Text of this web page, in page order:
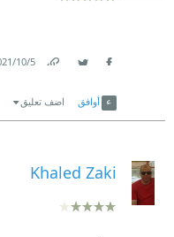
5‏/10‏/2021
أوافق اضف تعليق
Khaled Zaki